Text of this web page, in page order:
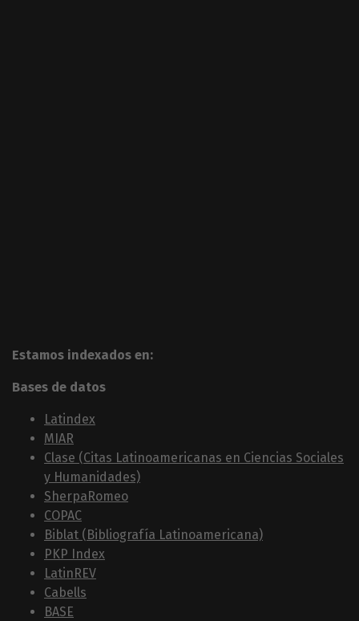
Estamos indexados en:
Bases de datos
Latindex
MIAR
Clase (Citas Latinoamericanas en Ciencias Sociales
y Humanidades)
SherpaRomeo
COPAC
Biblat (Bibliografía Latinoamericana)
PKP Index
LatinREV
Cabells
BASE